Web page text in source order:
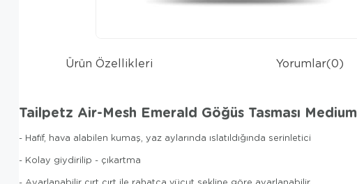
Ürün Özellikleri Yorumlar(0)
Tailpetz Air-Mesh Emerald Göğüs Tasması Medium
- Hafif, hava alabilen kumaş, yaz aylarında ıslatıldığında serinletici
- Kolay giydirilip - çıkartma